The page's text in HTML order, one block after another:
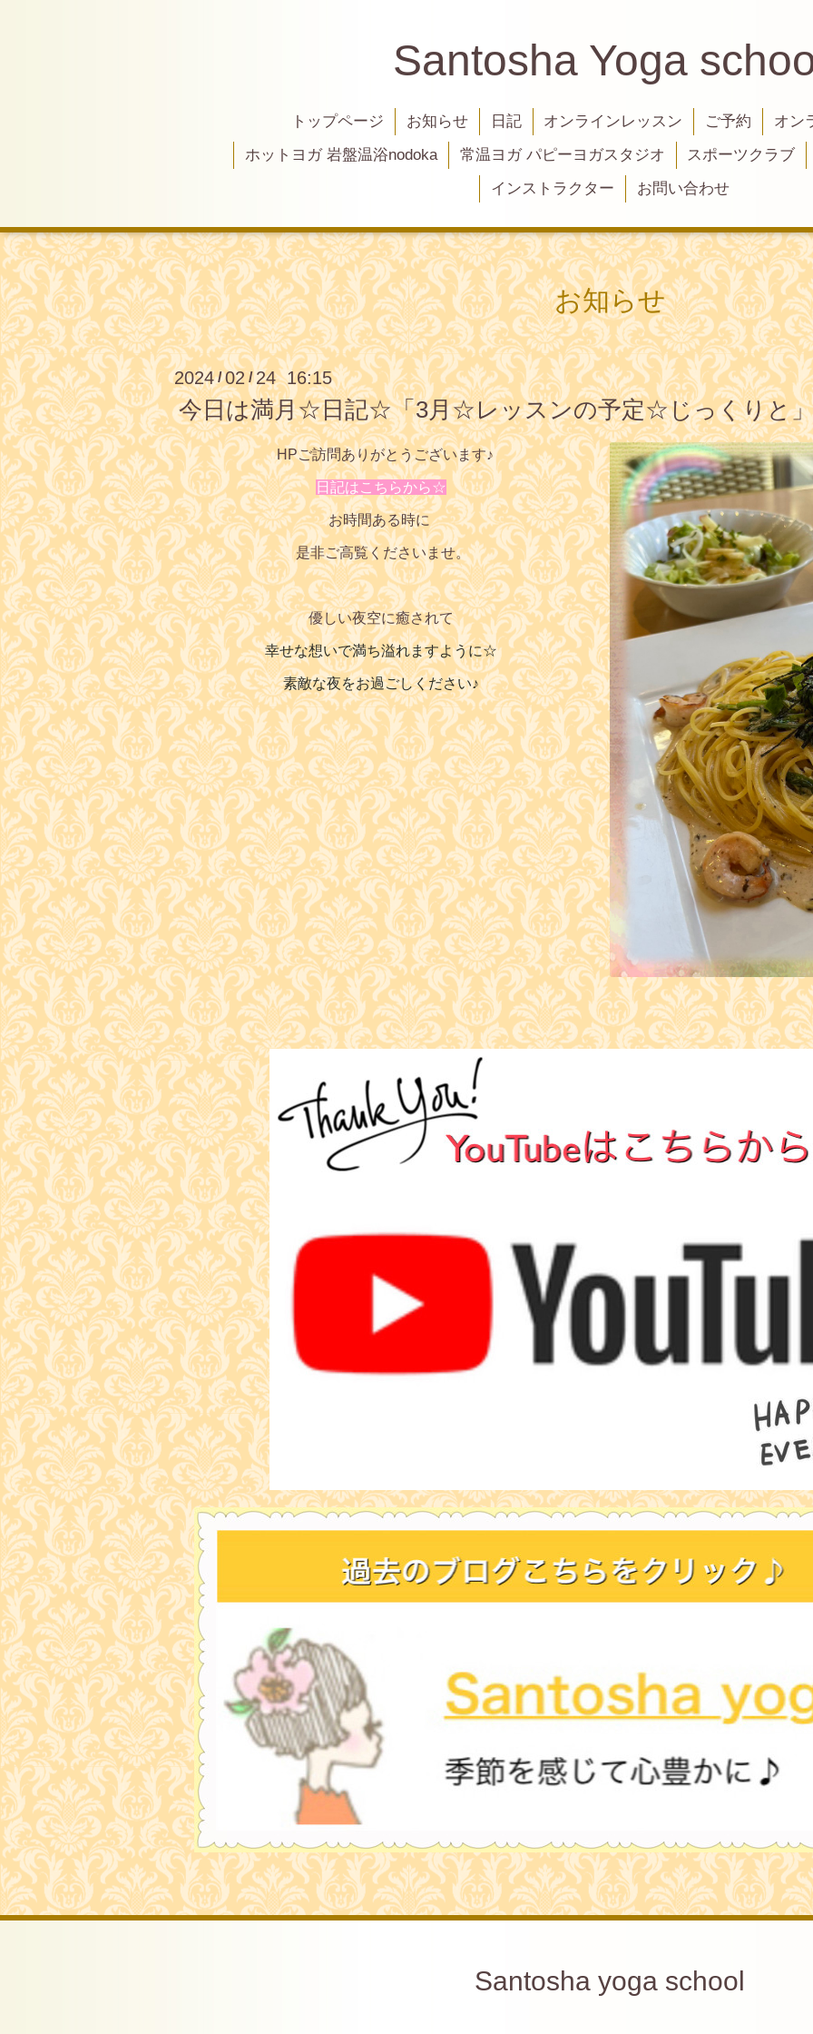
Santosha Yoga
トップページ お知らせ 日記 オンラインレッスン ご予約
オン
ホットヨガ 岩盤温浴nodoka
常温ヨガ パピーヨガスタジオ
スポーツクラブ
インストラクター
お問い合わせ
お知らせ
2024/02 / 24 16:15
今日は満月☆日記☆「3月☆レッスンの予定☆じっくりと
HPご訪問ありがとうございます♪
日記はこちらから☆
お時間ある時に
是非ご高覧くださいませ。
優しい夜空に癒されて
幸せな想いで満ち溢れますように☆
素敵な夜をお過ごしください♪
Santosha yoga school